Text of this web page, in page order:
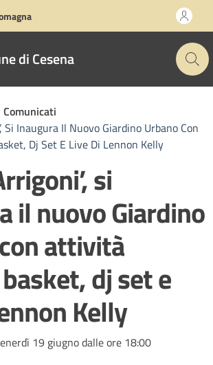
di Cesena
Comunicati
Si Inaugura Il Nuovo Giardino Urbano Con
Dj Set E Live Di Lennon Kelly
si
il nuovo Giardino
attività
dj set e
Kelly
notizia
19 giugno dalle ore 18:00